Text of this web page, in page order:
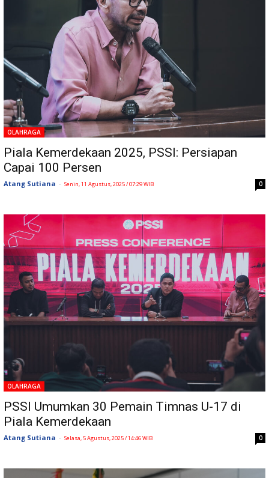
OLAHRAGA
Piala Kemerdekaan 2025, PSSI: Persiapan
Capai 100 Persen
Atang Sutiana - Senin, 11 Agustus, 2025 / 07:29 WIB 0
OLAHRAGA
PSSI Umumkan 30 Pemain Timnas U-17 di
Piala Kemerdekaan
Atang Sutiana - Selasa, 5 Agustus, 2025 / 14:46 WIB 0